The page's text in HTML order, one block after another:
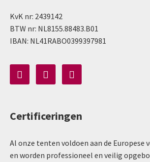
KvK nr: 2439142
BTW nr: NL8155.88483.B01
IBAN: NL41RABO0399397981
Certificeringen
Al onze tenten voldoen aan de Europese
en worden professioneel en veilig